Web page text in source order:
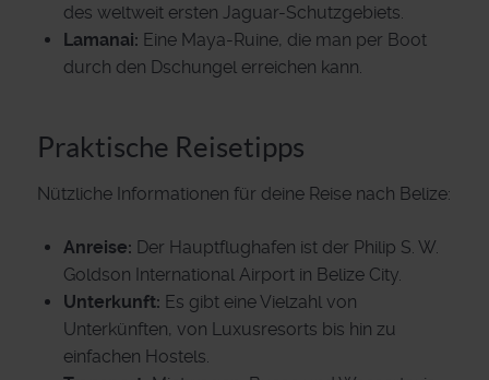
des weltweit ersten Jaguar-Schutzgebiets.
Lamanai: Eine Maya-Ruine, die man per Boot
durch den Dschungel erreichen kann.
Praktische Reisetipps
Nützliche Informationen für deine Reise nach Belize:
Anreise: Der Hauptflughafen ist der Philip S. W.
Goldson International Airport in Belize City.
Unterkunft: Es gibt eine Vielzahl von
Unterkünften, von Luxusresorts bis hin zu
einfachen Hostels.